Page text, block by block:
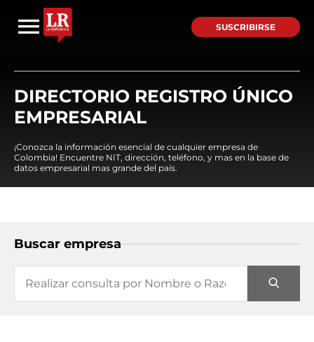
SUSCRIBIRSE
DIRECTORIO REGISTRO ÚNICO
EMPRESARIAL
¡Conozca la información esencial de cualquier empresa de
Colombia! Encuentre NIT, dirección, teléfono, y mas en la base de
datos empresarial mas grande del país.
Buscar empresa